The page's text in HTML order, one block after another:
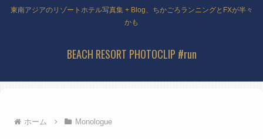
東南アジアのリゾートホテル写真集 + Blog、ちかごろランニングとFXが半々
かも
BEACH RESORT PHOTOCLIP #run
ホーム Monologue